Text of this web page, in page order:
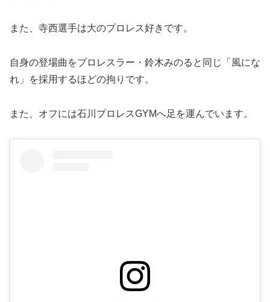
また、寺西選手は大のプロレス好きです。
自身の登場曲をプロレスラー・鈴木みのると同じ「風にな
れ」を採用するほどの拘りです。
また、オフには石川プロレスGYMへ足を運んでいます。